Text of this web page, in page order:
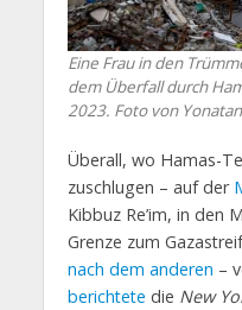
Eine Frau in den
dem Überfall durch
2023. Foto von
Überall, wo Hamas-
zuschlugen – auf der
Kibbuz Re’im, in den
Grenze zum
nach dem anderen –
berichtete die New